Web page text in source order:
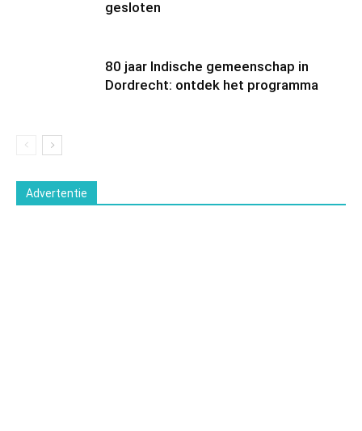
gesloten
80 jaar Indische gemeenschap in
Dordrecht: ontdek het programma
Advertentie